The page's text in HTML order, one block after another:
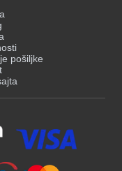
pošiljke